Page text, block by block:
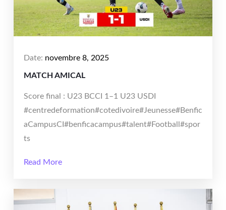
Date: novembre 8, 2025
MATCH AMICAL
Score final : U23 BCCI 1–1 U23 USDI
#centredeformation#cotedivoire#Jeunesse#Benfic
aCampusCI#benficacampus#talent#Football#spor
ts
Read More